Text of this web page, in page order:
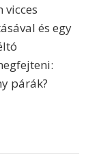
és egy
párák?